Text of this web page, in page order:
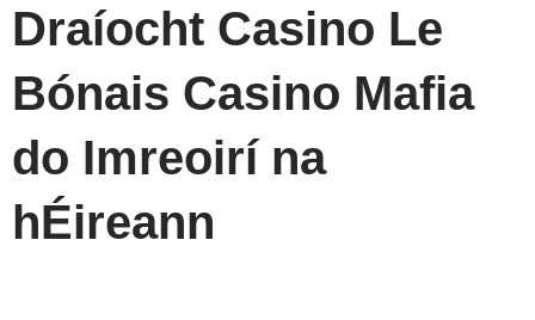
Draíocht Casino Le
Bónais Casino Mafia
do Imreoirí na
hÉireann